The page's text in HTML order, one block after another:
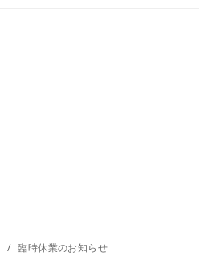
臨時休業のお知らせ